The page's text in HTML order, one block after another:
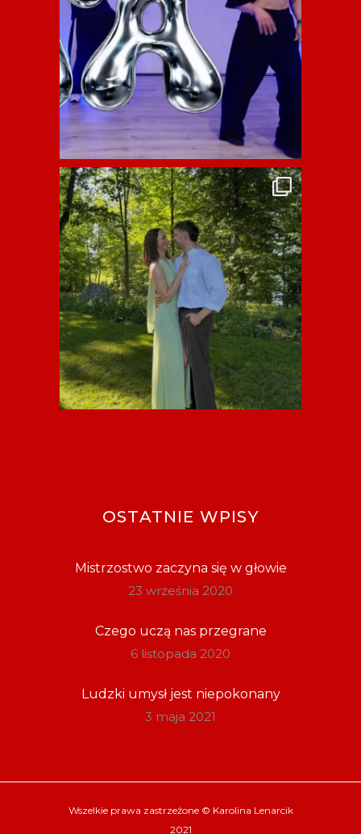
OSTATNIE WPISY
Mistrzostwo zaczyna się w głowie
23 września 2020
Czego uczą nas przegrane
6 listopada 2020
Ludzki umysł jest niepokonany
3 maja 2021
Wszelkie prawa zastrzeżone © Karolina Lenarcik
2021